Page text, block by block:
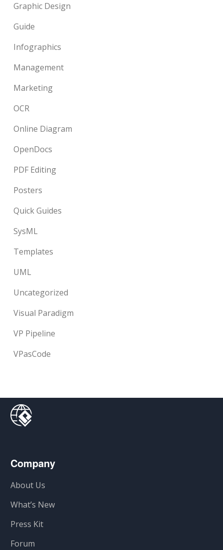
Graphic Design
Guide
Infographics
Management
Marketing
OCR
Online Diagram
OpenDocs
PDF Editing
Posters
Quick Guides
SysML
Templates
UML
Uncategorized
Visual Paradigm
VP Pipeline
VPasCode
Company
About Us
What’s New
Press Kit
Forum